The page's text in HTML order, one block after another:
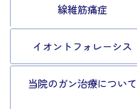
線維筋痛症
イオントフォレーシス
当院のガン治療について